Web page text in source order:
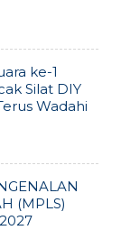
ke-1
Silat DIY
Wadahi
(MPLS)